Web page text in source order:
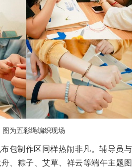
图为五彩绳编织现场
包制作区同样热闹非凡。辅导员与
、粽子、艾草、祥云等端午主题图